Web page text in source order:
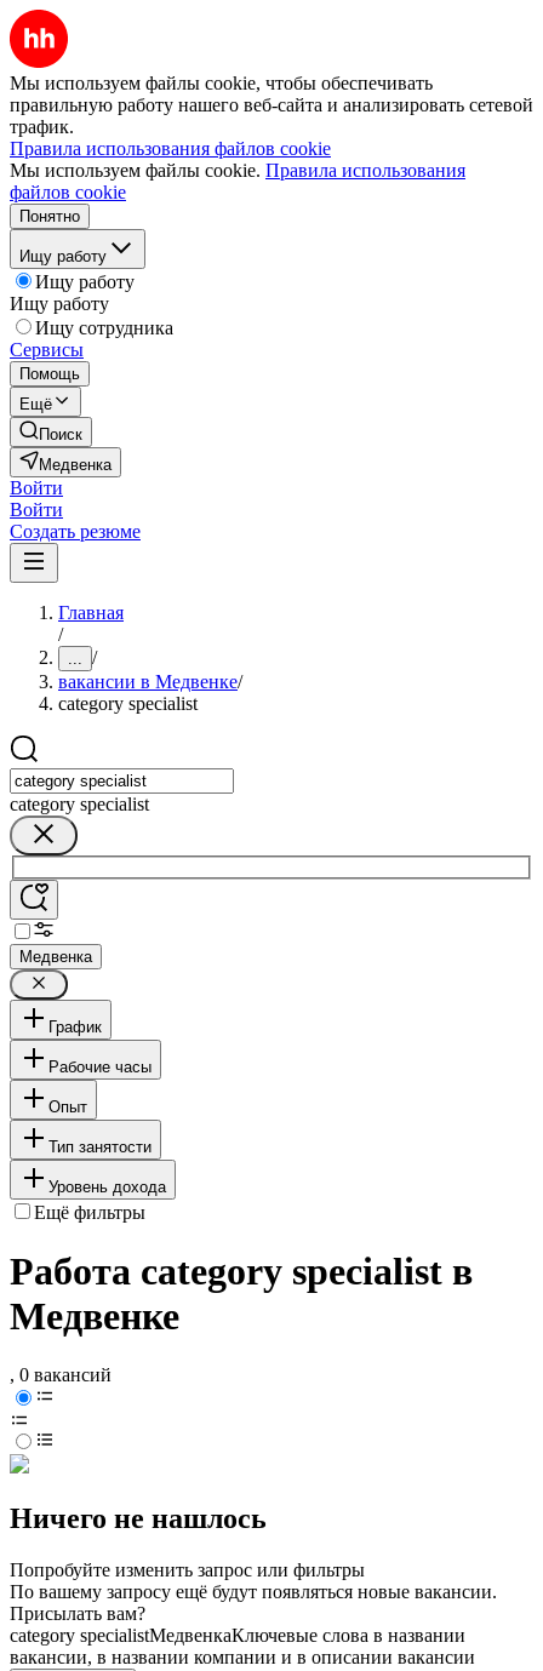
Мы используем файлы cookie, чтобы обеспечивать
правильную работу нашего веб-сайта и анализировать сетевой
трафик.
Правила использования файлов cookie
Мы используем файлы cookie. Правила использования
файлов cookie
Понятно
Ищу работу
Ищу работу
Ищу работу
Ищу сотрудника
Сервисы
Помощь
Ещё
Поиск
Медвенка
Войти
Войти
Создать резюме
Главная
/
... /
вакансии в Медвенке/
category specialist
category specialist
Медвенка
График
Рабочие часы
Опыт
Тип занятости
Уровень дохода
Ещё фильтры
Работа category specialist в
Медвенке
, 0 вакансий
Ничего не нашлось
Попробуйте изменить запрос или фильтры
По вашему запросу ещё будут появляться новые вакансии.
Присылать вам?
category specialistМедвенкаКлючевые слова в названии
вакансии, в названии компании и в описании вакансии